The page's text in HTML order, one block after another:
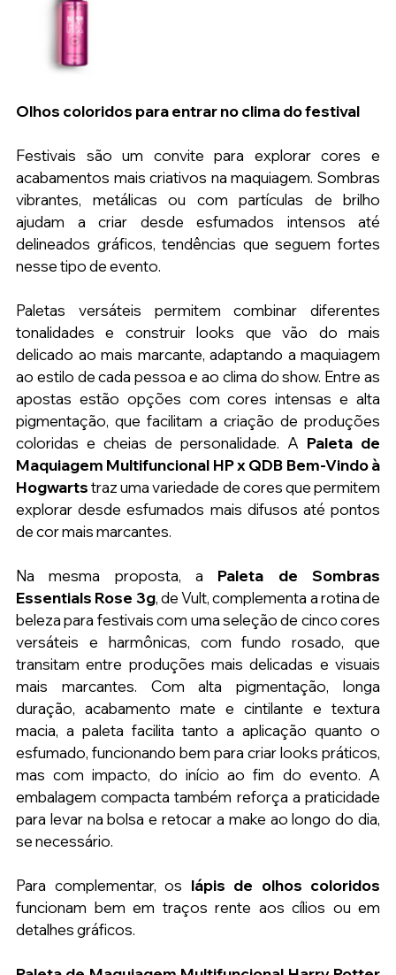
Olhos coloridos para entrar no clima do festival
Festivais são um convite para explorar cores e
acabamentos mais criativos na maquiagem. Sombras
vibrantes, metálicas ou com partículas de brilho
ajudam a criar desde esfumados intensos até
delineados gráficos, tendências que seguem fortes
nesse tipo de evento.
Paletas versáteis permitem combinar diferentes
tonalidades e construir looks que vão do mais
delicado ao mais marcante, adaptando a maquiagem
ao estilo de cada pessoa e ao clima do show. Entre as
apostas estão opções com cores intensas e alta
pigmentação, que facilitam a criação de produções
coloridas e cheias de personalidade. A Paleta de
Maquiagem Multifuncional HP x QDB Bem-Vindo à
Hogwarts traz uma variedade de cores que permitem
explorar desde esfumados mais difusos até pontos
de cor mais marcantes.
Na mesma proposta, a Paleta de Sombras
Essentials Rose 3g, de Vult, complementa a rotina de
beleza para festivais com uma seleção de cinco cores
versáteis e harmônicas, com fundo rosado, que
transitam entre produções mais delicadas e visuais
mais marcantes. Com alta pigmentação, longa
duração, acabamento mate e cintilante e textura
macia, a paleta facilita tanto a aplicação quanto o
esfumado, funcionando bem para criar looks práticos,
mas com impacto, do início ao fim do evento. A
embalagem compacta também reforça a praticidade
para levar na bolsa e retocar a make ao longo do dia,
se necessário.
Para complementar, os lápis de olhos coloridos
funcionam bem em traços rente aos cílios ou em
detalhes gráficos.